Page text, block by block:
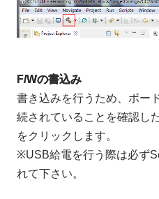
F/Wの書込み
書き込みを行うため、ボー
続されていることを確認し
をクリックします。
※USB給電を行う際は必ず
れて下さい。